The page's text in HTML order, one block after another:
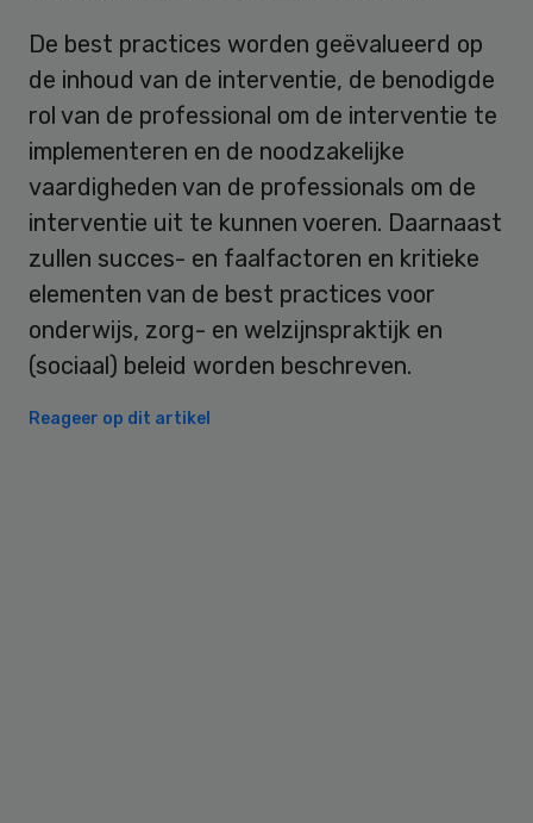
De best practices worden geëvalueerd op
de inhoud van de interventie, de benodigde
rol van de professional om de interventie te
implementeren en de noodzakelijke
vaardigheden van de professionals om de
interventie uit te kunnen voeren. Daarnaast
zullen succes- en faalfactoren en kritieke
elementen van de best practices voor
onderwijs, zorg- en welzijnspraktijk en
(sociaal) beleid worden beschreven.
Reageer op dit artikel